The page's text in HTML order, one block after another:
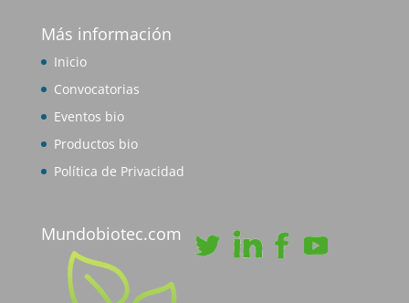
Más información
Inicio
Convocatorias
Eventos bio
Productos bio
Política de Privacidad
Mundobiotec.com